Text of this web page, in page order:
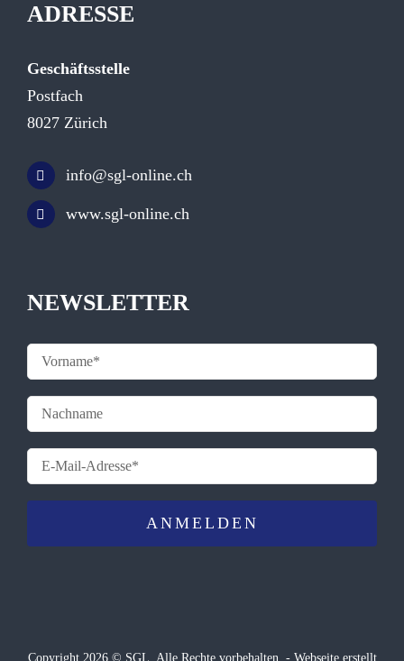
ADRESSE
Geschäftsstelle
Postfach
8027 Zürich
info@sgl-online.ch
www.sgl-online.ch
NEWSLETTER
Copyright 2026 © SGL. Alle Rechte vorbehalten. - Webseiteerstellt